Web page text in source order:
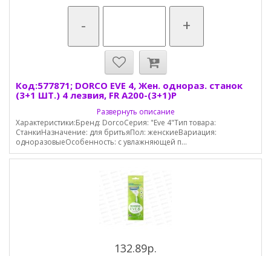
- +
Код:577871; DORCO EVE 4, Жен. однораз. станок
(3+1 ШТ.) 4 лезвия, FR A200-(3+1)P
Развернуть описание
Характеристики:Бренд: DorcoСерия: "Eve 4"Тип товара:
СтанкиНазначение: для бритьяПол: женскиеВариация:
одноразовыеОсобенность: с увлажняющей п...
132.89р.